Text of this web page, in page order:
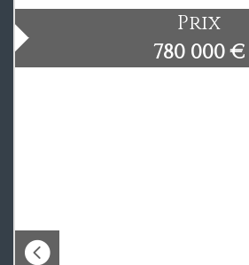
Prix
780 000 €